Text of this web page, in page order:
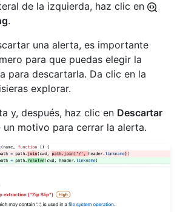
de la izquierda, haz clic en
.
una alerta, es importante
para que puedas elegir la
para descartarla. Da clic en la
explorar.
y, después, haz clic en Descartar
un motivo para cerrar la alerta.